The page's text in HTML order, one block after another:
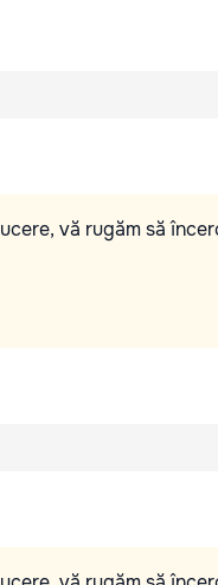
vă rugăm să